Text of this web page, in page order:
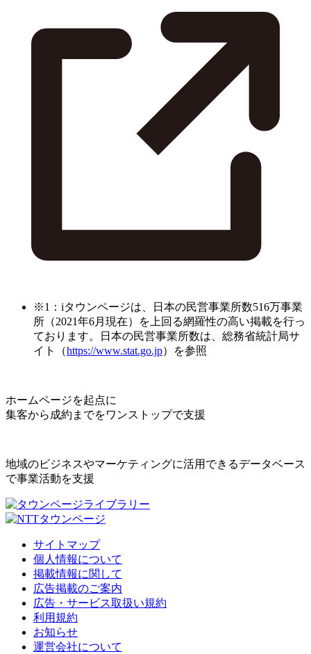
※1：iタウンページは、日本の民営事業所数516万事業
所（2021年6月現在）を上回る網羅性の高い掲載を行っ
ております。日本の民営事業所数は、総務省統計局サ
イト（https://www.stat.go.jp）を参照
ホームページを起点に
集客から成約までをワンストップで支援
地域のビジネスやマーケティングに活用できるデータベース
で事業活動を支援
サイトマップ
個人情報について
掲載情報に関して
広告掲載のご案内
広告・サービス取扱い規約
利用規約
お知らせ
運営会社について